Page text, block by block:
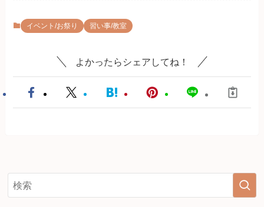
イベント/お祭り 習い事/教室
よかったらシェアしてね！